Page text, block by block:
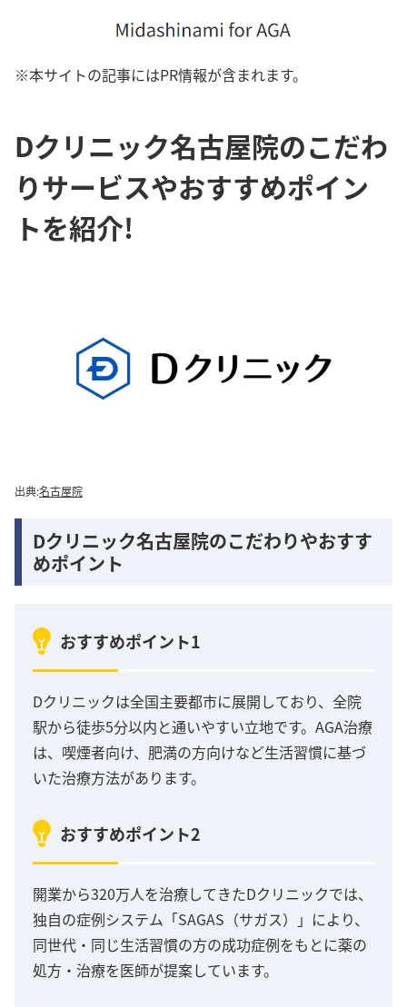
※本サイトの記事にはPR情報が含まれます。
Dクリニック名古屋院のこだわ
りサービスやおすすめポイン
トを紹介!
出典:名古屋院
Dクリニック名古屋院のこだわりやおすす
めポイント
おすすめポイント1
Dクリニックは全国主要都市に展開しており、全院
駅から徒歩5分以内と通いやすい立地です。AGA治療
は、喫煙者向け、肥満の方向けなど生活習慣に基づ
いた治療方法があります。
おすすめポイント2
開業から320万人を治療してきたDクリニックでは、
独自の症例システム「SAGAS（サガス）」により、
同世代・同じ生活習慣の方の成功症例をもとに薬の
処方・治療を医師が提案しています。